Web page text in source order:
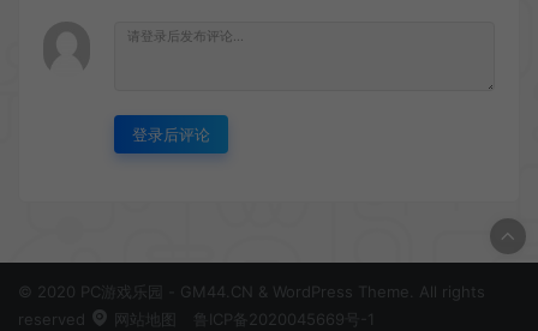
登录后评论
© 2020 PC游戏乐园 - GM44.CN & WordPress Theme. All rights
reserved
网站地图 鲁ICP备2020045669号-1